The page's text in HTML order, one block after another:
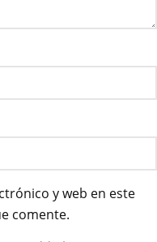
y web en este
comente.